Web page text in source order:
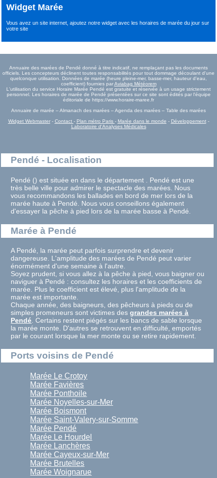
Widget Marée
Vous avez un site internet,ajoutez notre widget avec les horaires de marée du joursur
votre site
Annuaire des marées de Pendé donné à titre indicatif, ne remplaçant pas les documents
officiels. Les concepteurs déclinent toutes responsabilités pour tout dommage découlant d'une
quelconque utilisation. Données de marée (heure pleine-mer, basse-mer, hauteur d'eau,
coefficient) fournies parAviabag Météorem
L'utilisation du service Horaire Marée Pendé est gratuite et réservée à un usage strictement
personnel. Les horaires de marée de Pendé présentées sur ce site sont édités par l'équipe
éditoriale de https://www.horaire-maree.fr
Annuaire de marée – Almanach des marées – Agenda des marées – Table des marées
Widget Webmaster- Contact - Plan métro Paris - Marée dans le monde - Développement-
Laboratoire d'Analyses Médicales
Pendé - Localisation
Pendé () est située en dans le département . Pendé est une
très belle ville pour admirer le spectacle des marées. Nous
vous recommandons les ballades en bord de mer lors de la
marée haute à Pendé. Nous vous conseillons également
d'essayer la pêche à pied lors de la marée basse à Pendé.
Marée à Pendé
A Pendé, la marée peut parfois surprendre et devenir
dangereuse. L'amplitude des marées de Pendé peut varier
énormément d'une semaine à l'autre.
Soyez prudent, si vous allez à la pêche à pied, vous baigner ou
naviguer à Pendé : consultez les horaires et les coefficients de
marée. Plus le coefficient est élevé, plus l'amplitude de la
marée est importante.
Chaque année, des baigneurs, des pêcheurs à pieds ou de
simples promeneurs sont victimes desgrandes marées à
Pendé. Certains restent piégés sur les bancs de sable lorsque
la marée monte. D'autres se retrouvent en difficulté, emportés
par le courant lorsque la mer monte ou se retire rapidement.
Ports voisins de Pendé
Marée Le Crotoy
Marée Favières
Marée Ponthoile
Marée Noyelles-sur-Mer
Marée Boismont
Marée Saint-Valery-sur-Somme
Marée Pendé
Marée Le Hourdel
Marée Lanchères
Marée Cayeux-sur-Mer
Marée Brutelles
Marée Woignarue